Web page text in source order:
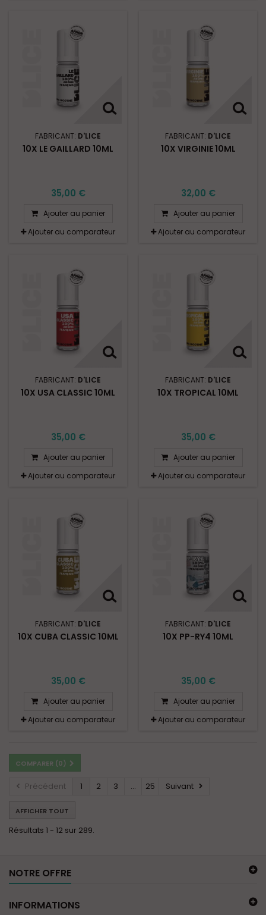
FABRICANT: D'LICE
10X LE GAILLARD 10ML
35,00 €
Ajouter au panier
Ajouter au comparateur
FABRICANT: D'LICE
10X VIRGINIE 10ML
32,00 €
Ajouter au panier
Ajouter au comparateur
FABRICANT: D'LICE
10X USA CLASSIC 10ML
35,00 €
Ajouter au panier
Ajouter au comparateur
FABRICANT: D'LICE
10X TROPICAL 10ML
35,00 €
Ajouter au panier
Ajouter au comparateur
FABRICANT: D'LICE
10X CUBA CLASSIC 10ML
35,00 €
Ajouter au panier
Ajouter au comparateur
FABRICANT: D'LICE
10X PP-RY4 10ML
35,00 €
Ajouter au panier
Ajouter au comparateur
COMPARER (0)
Précédent 1 2 3 ... 25 Suivant
AFFICHER TOUT
Résultats 1 - 12 sur 289.
NOTRE OFFRE
INFORMATIONS